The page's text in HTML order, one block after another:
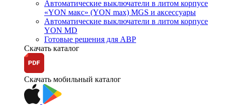
Автоматические выключатели в литом корпусе
«YON макс» (YON max) MGS и аксессуары
Автоматические выключатели в литом корпусе
YON MD
Готовые решения для АВР
Скачать каталог
Скачать мобильный каталог